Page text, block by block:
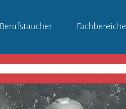
Berufstaucher Fachbereiche